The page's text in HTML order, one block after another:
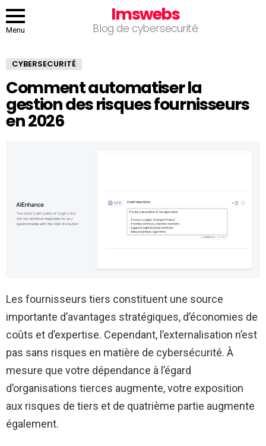
Menu
Imswebs
Blog de cybersecurité
CYBERSECURITÉ
Comment automatiser la
gestion des risques fournisseurs
en 2026
Les fournisseurs tiers constituent une source
importante d’avantages stratégiques, d’économies de
coûts et d’expertise. Cependant, l’externalisation n’est
pas sans risques en matière de cybersécurité. À
mesure que votre dépendance à l’égard
d’organisations tierces augmente, votre exposition
aux risques de tiers et de quatrième partie augmente
également.